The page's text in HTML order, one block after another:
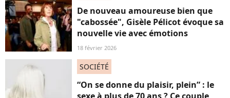
De nouveau amoureuse bien que
"cabossée", Gisèle Pélicot évoque sa
nouvelle vie avec émotions
18 février 2026
SOCIÉTÉ
“On se donne du plaisir, plein” : le